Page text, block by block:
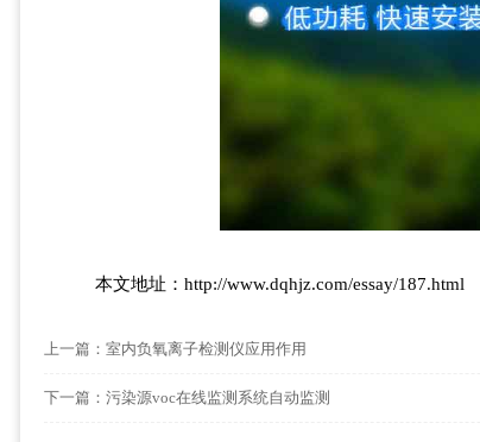
本文地址： http://www.dqhjz.com/essay/187.html
上一篇： 室内负氧离子检测仪应用作用
下一篇： 污染源voc在线监测系统自动监测